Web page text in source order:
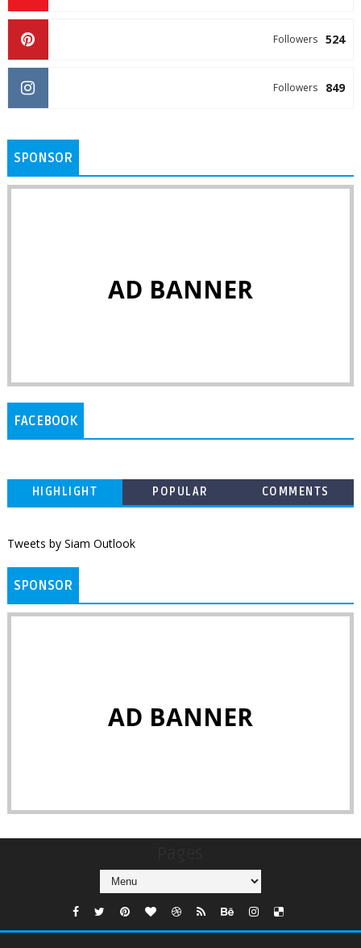
524
Followers
849
Followers
SPONSOR
AD BANNER
FACEBOOK
HIGHLIGHT POPULAR COMMENTS
Tweets by Siam Outlook
SPONSOR
AD BANNER